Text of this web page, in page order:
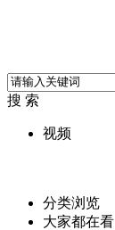
搜 索
视频
分类浏览
大家都在看